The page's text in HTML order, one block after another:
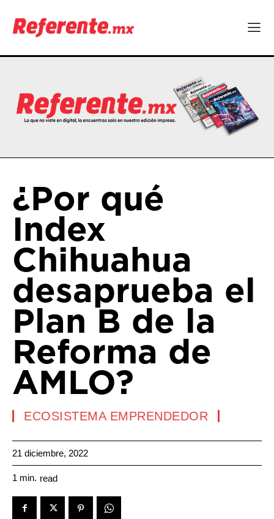
¿Por qué
Index
Chihuahua
desaprueba el
Plan B de la
Reforma de
AMLO?
ECOSISTEMA EMPRENDEDOR
21 diciembre, 2022
1 min. read